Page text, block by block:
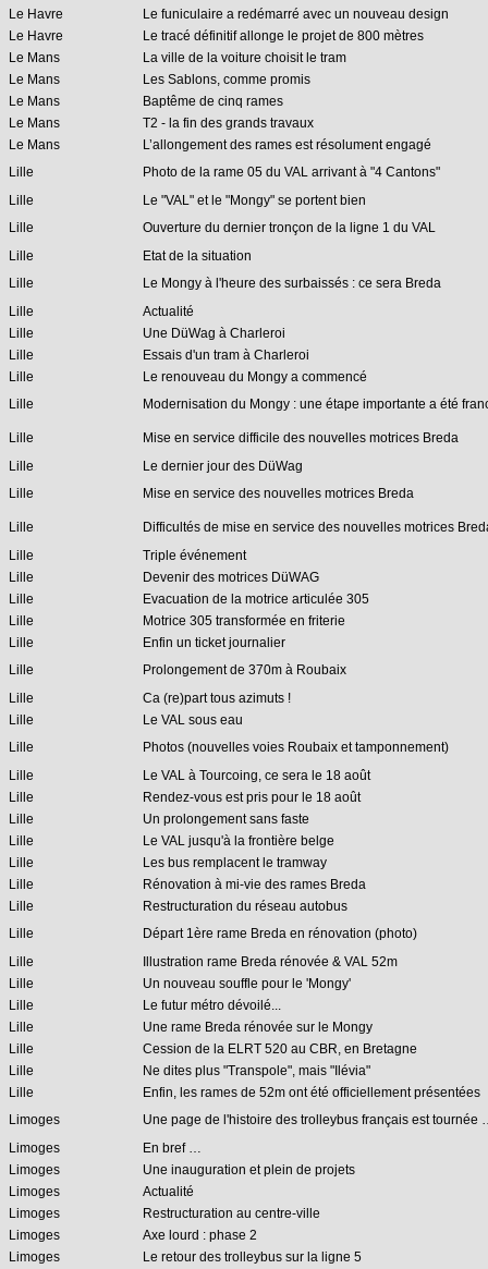
Le Havre
Le funiculaire a redémarré avec un nouveau design
Le Havre
Le tracé définitif allonge le projet de 800 mètres
Le Mans
La ville de la voiture choisit le tram
Le Mans
Les Sablons, comme promis
Le Mans
Baptême de cinq rames
Le Mans
T2 - la fin des grands travaux
Le Mans
L’allongement des rames est résolument engagé
Lille
Photo de la rame 05 du VAL arrivant à "4 Cantons"
Lille
Le "VAL" et le "Mongy" se portent bien
Lille
Ouverture du dernier tronçon de la ligne 1 du VAL
Lille
Etat de la situation
Lille
Le Mongy à l'heure des surbaissés : ce sera Breda
Lille
Actualité
Lille
Une DüWag à Charleroi
Lille
Essais d'un tram à Charleroi
Lille
Le renouveau du Mongy a commencé
Lille
Modernisation du Mongy : une étape importante a été
Lille
Mise en service difficile des nouvelles motrices Breda
Lille
Le dernier jour des DüWag
Lille
Mise en service des nouvelles motrices Breda
Lille
Difficultés de mise en service des nouvelles motrices
Lille
Triple événement
Lille
Devenir des motrices DüWAG
Lille
Evacuation de la motrice articulée 305
Lille
Motrice 305 transformée en friterie
Lille
Enfin un ticket journalier
Lille
Prolongement de 370m à Roubaix
Lille
Ca (re)part tous azimuts !
Lille
Le VAL sous eau
Lille
Photos (nouvelles voies Roubaix et tamponnement)
Lille
Le VAL à Tourcoing, ce sera le 18 août
Lille
Rendez-vous est pris pour le 18 août
Lille
Un prolongement sans faste
Lille
Le VAL jusqu'à la frontière belge
Lille
Les bus remplacent le tramway
Lille
Rénovation à mi-vie des rames Breda
Lille
Restructuration du réseau autobus
Lille
Départ 1ère rame Breda en rénovation (photo)
Lille
Illustration rame Breda rénovée & VAL 52m
Lille
Un nouveau souffle pour le 'Mongy'
Lille
Le futur métro dévoilé...
Lille
Une rame Breda rénovée sur le Mongy
Lille
Cession de la ELRT 520 au CBR, en Bretagne
Lille
Ne dites plus "Transpole", mais "Ilévia"
Lille
Enfin, les rames de 52m ont été officiellement présentées
Limoges
Une page de l'histoire des trolleybus français est tournée
Limoges
En bref …
Limoges
Une inauguration et plein de projets
Limoges
Actualité
Limoges
Restructuration au centre-ville
Limoges
Axe lourd : phase 2
Limoges
Le retour des trolleybus sur la ligne 5